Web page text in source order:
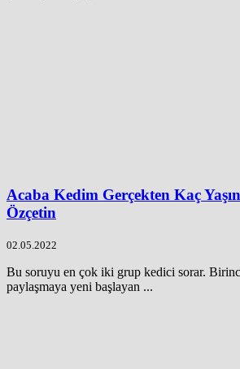
Acaba Kedim Gerçekten Kaç
Özçetin
02.05.2022
Bu soruyu en çok iki grup kedici sorar.
paylaşmaya yeni başlayan ...